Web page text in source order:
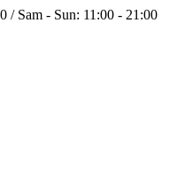
/ Sam - Sun: 11:00 - 21:00